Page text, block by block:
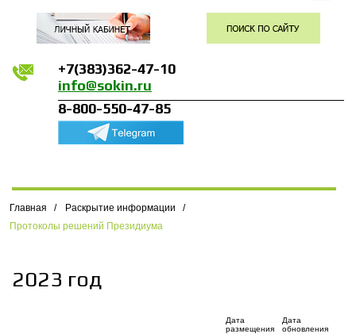
+7(383)362-47-10
info@sokin.ru
8-800-550-47-85
Главная / Раскрытие информации
/
Протоколы решений Президиума
2023 год
Дата
размещения
Дата
обновления